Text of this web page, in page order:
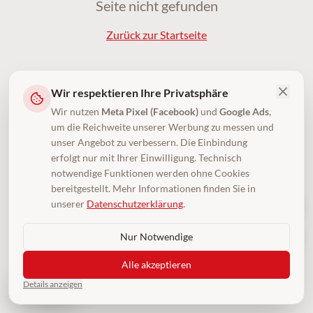
Seite nicht gefunden
Zurück zur Startseite
4,5 (250)
Wir respektieren Ihre Privatsphäre
Wir nutzen Meta Pixel (Facebook) und Google Ads,
um die Reichweite unserer Werbung zu messen und
unser Angebot zu verbessern. Die Einbindung
erfolgt nur mit Ihrer Einwilligung. Technisch
notwendige Funktionen werden ohne Cookies
bereitgestellt. Mehr Informationen finden Sie in
unserer Datenschutzerklärung.
Details anzeigen
Nur Notwendige
Alle akzeptieren